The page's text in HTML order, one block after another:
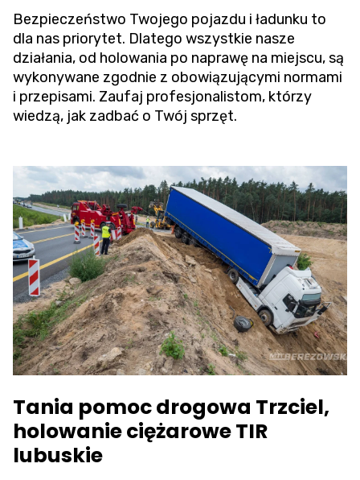
Bezpieczeństwo Twojego pojazdu i ładunku to
dla nas priorytet. Dlatego wszystkie nasze
działania, od holowania po naprawę na miejscu, są
wykonywane zgodnie z obowiązującymi normami
i przepisami. Zaufaj profesjonalistom, którzy
wiedzą, jak zadbać o Twój sprzęt.
Tania pomoc drogowa Trzciel,
holowanie ciężarowe TIR
lubuskie